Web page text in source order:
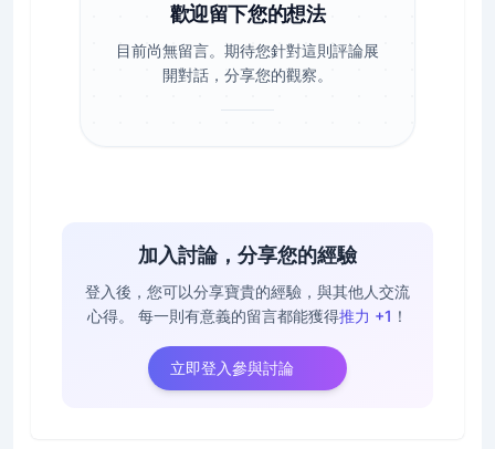
歡迎留下您的想法
目前尚無留言。期待您針對這則評論展
開對話，分享您的觀察。
加入討論，分享您的經驗
登入後，您可以分享寶貴的經驗，與其他人交流
心得。
每一則有意義的留言都能獲得推力 +1 ！
立即登入參與討論